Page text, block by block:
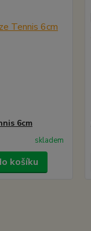
6cm
skladem
košíku